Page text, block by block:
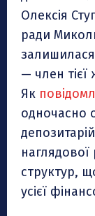
Олексія
ради
залишилася
— член тієї
Як
одночасно
структур,
усієї